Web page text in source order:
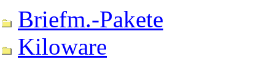
Briefm.-Pakete
Kiloware